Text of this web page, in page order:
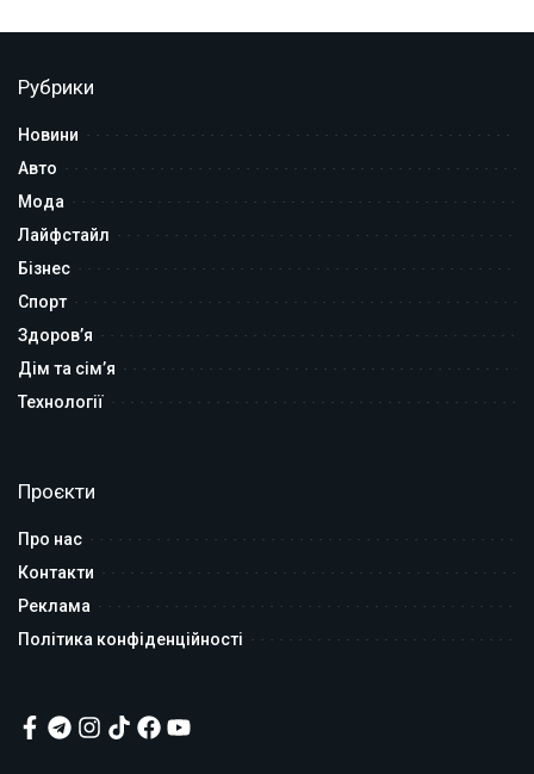
Рубрики
Новини
Авто
Мода
Лайфстайл
Бізнес
Спорт
Здоров’я
Дім та сім’я
Технології
Проєкти
Про нас
Контакти
Реклама
Політика конфіденційності